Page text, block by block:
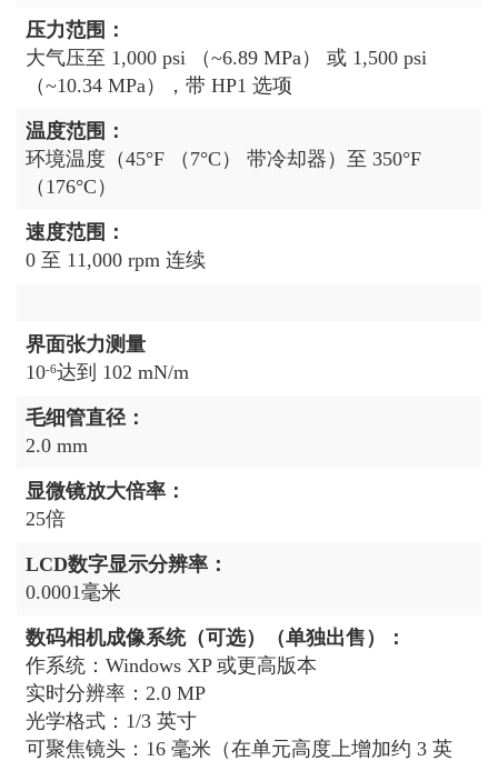
压力范围：
大气压至 1,000 psi （~6.89 MPa） 或 1,500 psi
（~10.34 MPa），带 HP1 选项
温度范围：
环境温度（45°F （7°C） 带冷却器）至 350°F
（176°C）
速度范围：
0 至 11,000 rpm 连续
界面张力测量
10-6达到 102 mN/m
毛细管直径：
2.0 mm
显微镜放大倍率：
25倍
LCD数字显示分辨率：
0.0001毫米
数码相机成像系统（可选）（单独出售）：
作系统：Windows XP 或更高版本
实时分辨率：2.0 MP
光学格式：1/3 英寸
可聚焦镜头：16 毫米（在单元高度上增加约 3 英